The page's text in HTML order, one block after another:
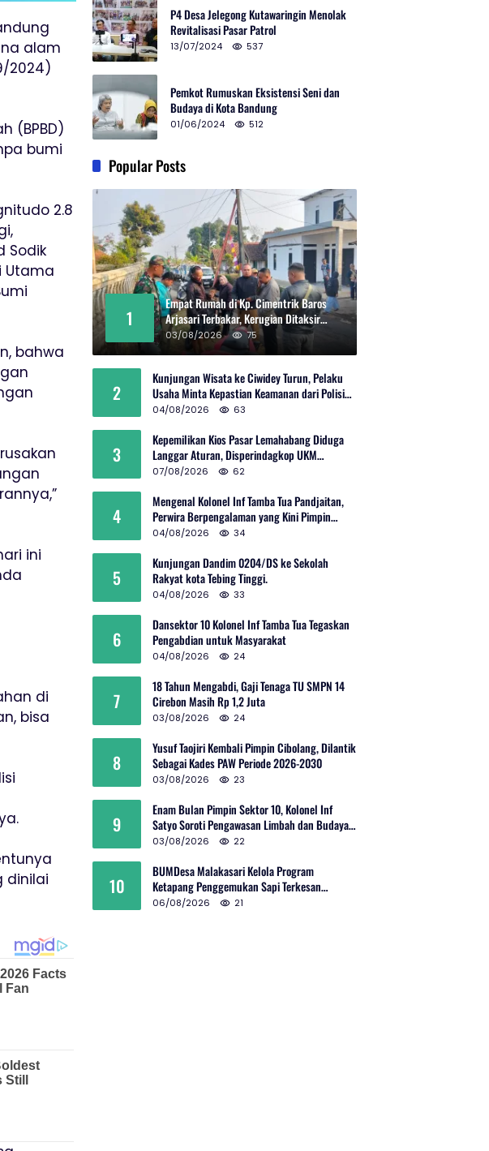
alam
2024)
(BPBD)
bumi
2.8
Sodik
Utama
bahwa
ini
di
bisa
dinilai
P4 Desa Jelegong Kutawaringin Menolak
Revitalisasi Pasar Patrol
13/07/2024 537
Pemkot Rumuskan Eksistensi Seni dan
Budaya di Kota Bandung
01/06/2024 512
Popular Posts
1
Empat Rumah di Kp. Cimentrik Baros
Arjasari Terbakar, Kerugian Ditaksir
Rp600 Juta
03/08/2026 75
2
Kunjungan Wisata ke Ciwidey Turun, Pelaku
Usaha Minta Kepastian Keamanan dari Polisi
dan Pemprov Jabar
04/08/2026 63
3
Kepemilikan Kios Pasar Lemahabang Diduga
Langgar Aturan, Disperindagkop UKM
Terkesan Lepas Tangan?
07/08/2026 62
4
Mengenal Kolonel Inf Tamba Tua Pandjaitan,
Perwira Berpengalaman yang Kini Pimpin
Sektor 10 Citarum Harum
04/08/2026 34
5
Kunjungan Dandim 0204/DS ke Sekolah
Rakyat kota Tebing Tinggi.
04/08/2026 33
6
Dansektor 10 Kolonel Inf Tamba Tua Tegaskan
Pengabdian untuk Masyarakat
04/08/2026 24
7
18 Tahun Mengabdi, Gaji Tenaga TU SMPN 14
Cirebon Masih Rp 1,2 Juta
03/08/2026 24
8
Yusuf Taojiri Kembali Pimpin Cibolang, Dilantik
Sebagai Kades PAW Periode 2026-2030
03/08/2026 23
9
Enam Bulan Pimpin Sektor 10, Kolonel Inf
Satyo Soroti Pengawasan Limbah dan Budaya
Kelola Sampah
03/08/2026 22
10
BUMDesa Malakasari Kelola Program
Ketapang Penggemukan Sapi Terkesan
Simpang Siur
06/08/2026 21